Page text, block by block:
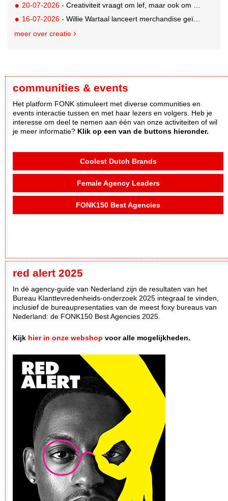
20-07-2026 - Creativiteit vraagt om lef, maar ook om een plan voor als het misgaat
16-07-2026 - Willie Wartaal lanceert merchandise geïnspireerd op spraakmakende The Voice-outfits
meer over creatie
communities & events
Het platform FONK stimuleert met diverse communities en
events interactie tussen en met haar lezers en volgers. Heb je
interesse om deel te nemen aan één van onze activiteiten of wil
je meer informatie? Klik op een van de buttons hieronder.
Coolest Dutch Brands
Female Agency Leaders
FONK150 Best Agencies
red alert 2025
In dè agency-guide van Nederland zijn de resultaten van het
Bureau Klanttevredenheids-onderzoek 2025 integraal te vinden,
inclusief de bureaupresentaties van de meest foxy bureaus van
Nederland: de FONK150 Best Agencies 2025.
Kijk hier in onze webshop voor alle mogelijkheden.